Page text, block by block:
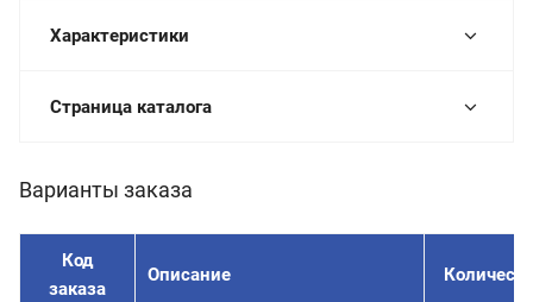
Характеристики
Страница каталога
Варианты заказа
Код
заказа
Описание